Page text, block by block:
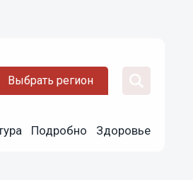
Выбрать регион
Подробно Здоровье